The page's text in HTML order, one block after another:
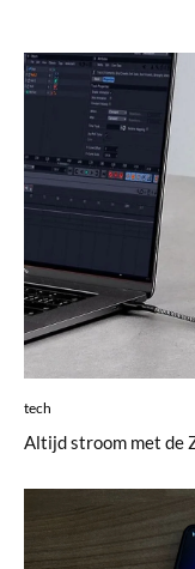
tech
Altijd stroom met de